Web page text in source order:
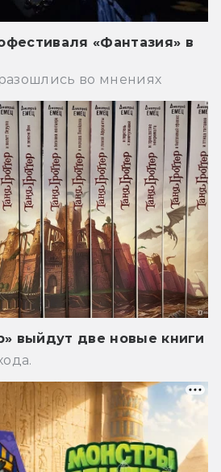
«Фантазия» в
во мнениях
выйдут две новые книги